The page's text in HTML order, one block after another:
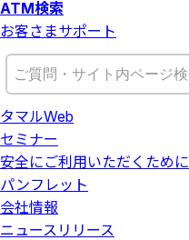
ATM検索
お客さまサポート
タマルWeb
セミナー
安全にご利用いただくために
パンフレット
会社情報
ニュースリリース